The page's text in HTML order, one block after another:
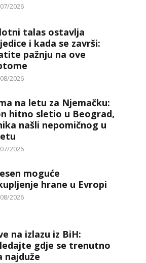
2026
talas ostavlja
i kada se završi:
pažnju na ove
2026
na letu za Njemačku:
hitno sletio u Beograd,
našli nepomičnog u
2026
moguće
hrane u Evropi
2026
na izlazu iz BiH:
gdje se trenutno
najduže